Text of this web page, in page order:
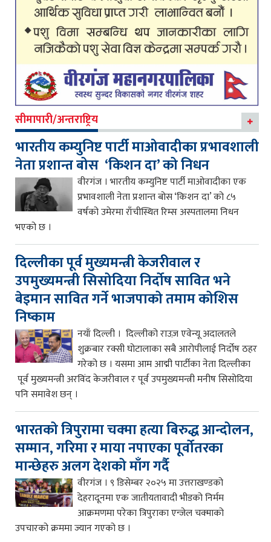
सीमापारी/अन्तराष्ट्रिय
भारतीय कम्युनिष्ट पार्टी माओवादीका प्रभावशाली
नेता प्रशान्त बोस ‘किशन दा’ को निधन
वीरगंज । भारतीय कम्युनिष्ट पार्टी माओवादीका एक
प्रभावशाली नेता प्रशान्त बोस ‘किशन दा’ को ८५
वर्षको उमेरमा राँचीस्थित रिम्स अस्पतालमा निधन
भएको छ ।
दिल्लीका पूर्व मुख्यमन्त्री केजरीवाल र
उपमुख्यमन्त्री सिसोदिया निर्दोष सावित भने
बेइमान सावित गर्ने भाजपाको तमाम कोशिस
निष्काम
नयाँ दिल्ली । दिल्लीको राउज़ एवेन्यू अदालतले
शुक्रबार रक्सी घोटालाका सबै आरोपीलाई निर्दोष ठहर
गरेको छ । यसमा आम आद्मी पार्टीका नेता दिल्लीका
पूर्व मुख्यमन्त्री अरविंद केजरीवाल र पूर्व उपमुख्यमन्त्री मनीष सिसोदिया
पनि समावेश छन् ।
भारतको त्रिपुरामा चक्मा हत्या बिरुद्ध आन्दोलन,
सम्मान, गरिमा र माया नपाएका पूर्वोतरका
मान्छेहरु अलग देशको माँग गर्दै
वीरगंज । ९ डिसेम्बर २०२५ मा उत्तराखण्डको
देहरादूनमा एक जातीयतावादी भीडको निर्मम
आक्रमणमा परेका त्रिपुराका एन्जेल चक्माको
उपचारको क्रममा ज्यान गएको छ ।